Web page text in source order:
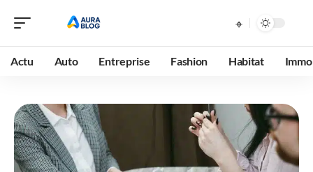
Actu Auto Entreprise Fashion Habitat